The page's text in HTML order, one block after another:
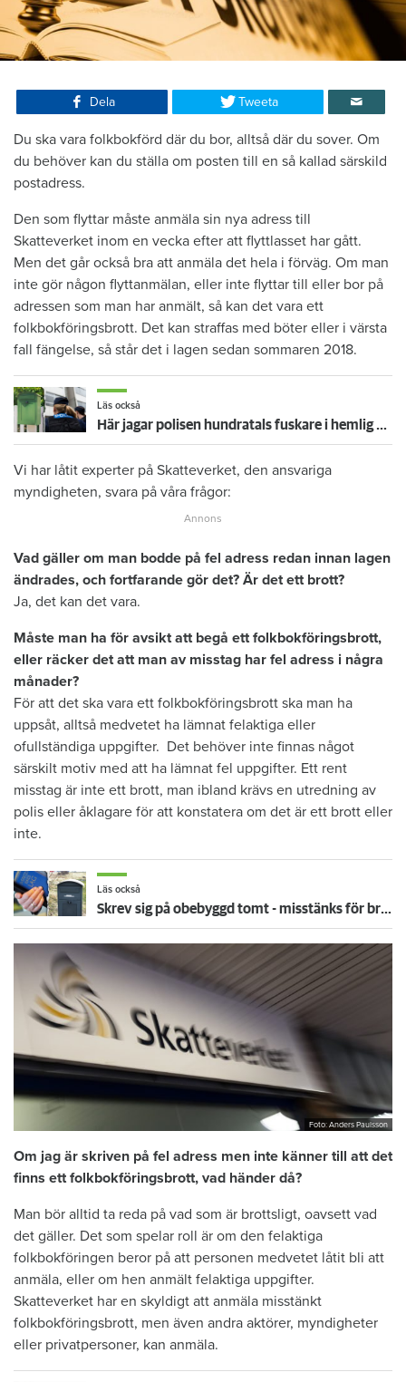
Dela Tweeta
Du ska vara folkbokförd där du bor, alltså där du sover. Om
du behöver kan du ställa om posten till en så kallad särskild
postadress.
Den som flyttar måste anmäla sin nya adress till
Skatteverket inom en vecka efter att flyttlasset har gått.
Men det går också bra att anmäla det hela i förväg. Om man
inte gör någon flyttanmälan, eller inte flyttar till eller bor på
adressen som man har anmält, så kan det vara ett
folkbokföringsbrott. Det kan straffas med böter eller i värsta
fall fängelse, så står det i lagen sedan sommaren 2018.
Läs också
Här jagar polisen hundratals fuskare i hemlig storsatsning – efter tips från hyresvärdar
Vi har låtit experter på Skatteverket, den ansvariga
myndigheten, svara på våra frågor:
Vad gäller om man bodde på fel adress redan innan lagen
ändrades, och fortfarande gör det? Är det ett brott?
Ja, det kan det vara.
Måste man ha för avsikt att begå ett folkbokföringsbrott,
eller räcker det att man av misstag har fel adress i några
månader?
För att det ska vara ett folkbokföringsbrott ska man ha
uppsåt, alltså medvetet ha lämnat felaktiga eller
ofullständiga uppgifter. Det behöver inte finnas något
särskilt motiv med att ha lämnat fel uppgifter. Ett rent
misstag är inte ett brott, man ibland krävs en utredning av
polis eller åklagare för att konstatera om det är ett brott eller
inte.
Läs också
Skrev sig på obebyggd tomt - misstänks för brott
Foto: Anders Paulsson
Om jag är skriven på fel adress men inte känner till att det
finns ett folkbokföringsbrott, vad händer då?
Man bör alltid ta reda på vad som är brottsligt, oavsett vad
det gäller. Det som spelar roll är om den felaktiga
folkbokföringen beror på att personen medvetet låtit bli att
anmäla, eller om hen anmält felaktiga uppgifter.
Skatteverket har en skyldigt att anmäla misstänkt
folkbokföringsbrott, men även andra aktörer, myndigheter
eller privatpersoner, kan anmäla.